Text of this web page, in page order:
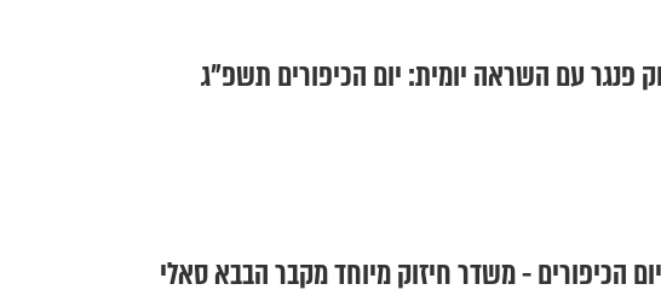
פנגר עם השראה יומית: יום הכיפורים תשפ"ג
הכיפורים - משדר חיזוק מיוחד מקבר הבבא סאלי